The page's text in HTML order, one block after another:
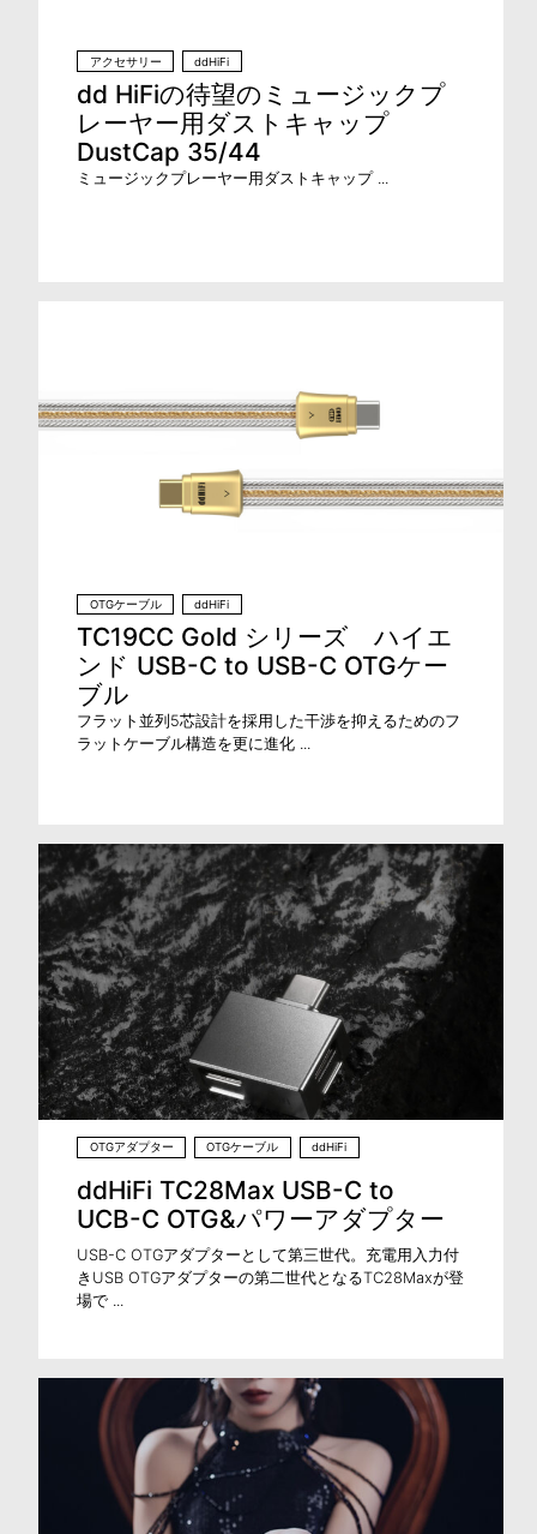
アクセサリー ddHiFi
dd HiFiの待望のミュージックプ
レーヤー用ダストキャップ
DustCap 35/44
ミュージックプレーヤー用ダストキャップ ...
OTGケーブル ddHiFi
TC19CC Gold シリーズ ハイエ
ンド USB-C to USB-C OTGケー
ブル
フラット並列5芯設計を採用した干渉を抑えるためのフ
ラットケーブル構造を更に進化 ...
OTGアダプター OTGケーブル ddHiFi
ddHiFi TC28Max USB-C to
UCB-C OTG&パワーアダプター
USB-C OTGアダプターとして第三世代。充電用入力付
きUSB OTGアダプターの第二世代となるTC28Maxが登
場で ...